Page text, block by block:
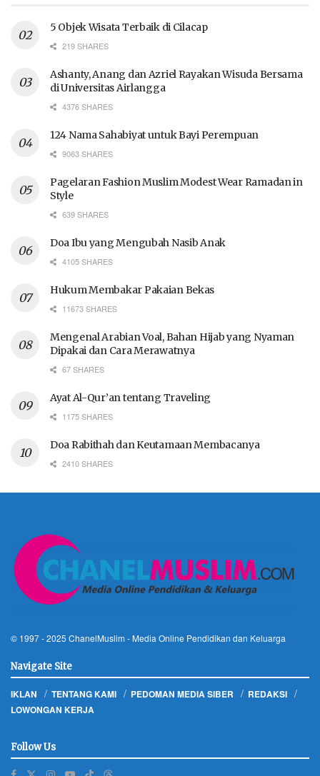
5 Objek Wisata Terbaik di Cilacap
219 SHARES
Ashanty, Anang dan Azriel Rayakan Wisuda Bersama
di Universitas Airlangga
4376 SHARES
124 Nama Sahabiyat untuk Bayi Perempuan
9063 SHARES
Pagelaran Fashion Muslim Modest Wear Ramadan in
Style
639 SHARES
Doa Ibu yang Mengubah Nasib Anak
4105 SHARES
Hukum Membakar Pakaian Bekas
11673 SHARES
Mengenal Arabian Voal, Bahan Hijab yang Nyaman
Dipakai dan Cara Merawatnya
67 SHARES
Ayat Al-Qur’an tentang Traveling
1175 SHARES
Doa Rabithah dan Keutamaan Membacanya
2410 SHARES
© 1997 - 2025 ChanelMuslim - Media Online Pendidikan dan Keluarga
Navigate Site
IKLAN TENTANG KAMI PEDOMAN MEDIA SIBER
REDAKSI
LOWONGAN KERJA
Follow Us